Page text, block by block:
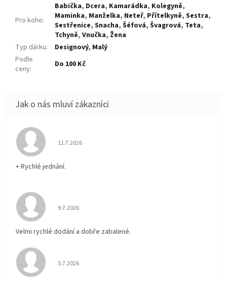
Pro koho:
Babička, Dcera, Kamarádka, Kolegyně,
Maminka, Manželka, Neteř, Přítelkyně, Sestra,
Sestřenice, Snacha, Šéfová, Švagrová, Teta,
Tchyně, Vnučka, Žena
Typ dárku: Designový, Malý
Podle
ceny: Do 100 Kč
Hodnocení obchodu je 5 z 5 hvězdiček.
11.7.2026
+ Rychlé jednání.
Hodnocení obchodu je 5 z 5 hvězdiček.
9.7.2026
Velmi rychlé dodání a dobře zabalené.
Hodnocení obchodu je 5 z 5 hvězdiček.
5.7.2026